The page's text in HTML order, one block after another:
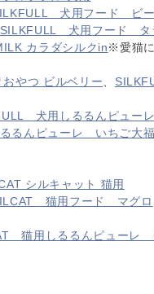
犬用フード ビー
SILKFULL 犬用フード タ
カラダシルクin※愛猫
やつ ビルベリー
犬用しるるんピュー
るんピューレ いちご大
シルキャット 猫用
猫用フード マグロ
猫用しるるんピューレ